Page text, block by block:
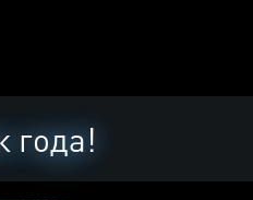
года!